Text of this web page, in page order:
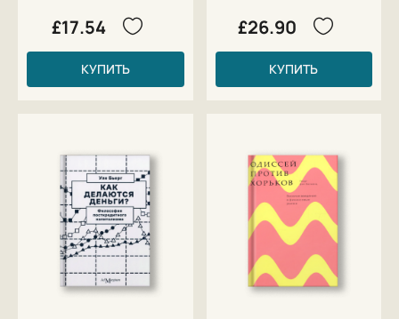
£17.54
КУПИТЬ
£26.90
КУПИТЬ